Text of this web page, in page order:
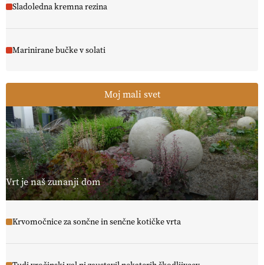
Sladoledna kremna rezina
Marinirane bučke v solati
Moj mali svet
Vrt je naš zunanji dom
Krvomočnice za sončne in senčne kotičke vrta